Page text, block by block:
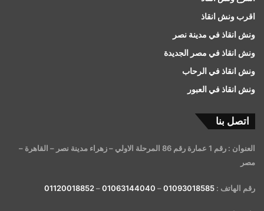
اقرب ونش انقاذ
ونش انقاذ في مدينة نصر
ونش انقاذ في مصر الجديدة
ونش انقاذ في الرحاب
ونش انقاذ في العبور
اتصل بنا
العنوان : رقم 1 عمارة رقم 86 المرحلة الاولي – زهراء مدينة نصر – القاهرة –
مصر
رقم الهاتف : 01093018585
–
01063144040
–
01120018852